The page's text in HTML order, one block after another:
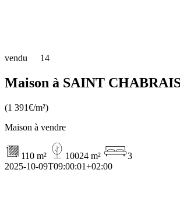
vendu 14
Maison à SAINT
(1 391€/m²)
Maison à vendre
110 m² 10024 m²
3
2025-10-09T09:00:01+02:00